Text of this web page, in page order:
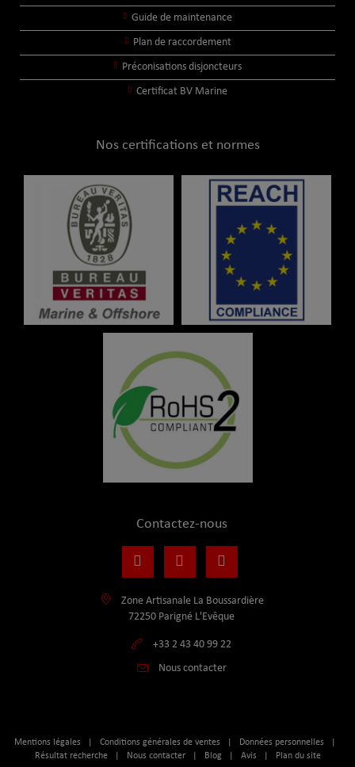
Guide de maintenance
Plan de raccordement
Préconisations disjoncteurs
Certificat BV Marine
Nos certifications et normes
Contactez-nous
Zone Artisanale La Boussardière
72250 Parigné L'Evêque
+33 2 43 40 99 22
Nous contacter
Mentions légales Conditions générales de ventes Données personnelles
Résultat recherche| Nous contacter| Blog| Avis Plan du site